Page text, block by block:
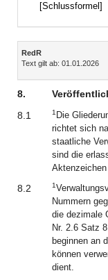
[Schlussformel]
Inhalt
RedR
Text gilt ab: 01.01.2026
8.
8.1
1 Die
richtet sich
staatliche
sind die
8.2 1
Nummern
die dezimale
Nr. 2.6 Satz
beginnen an
können
dient.